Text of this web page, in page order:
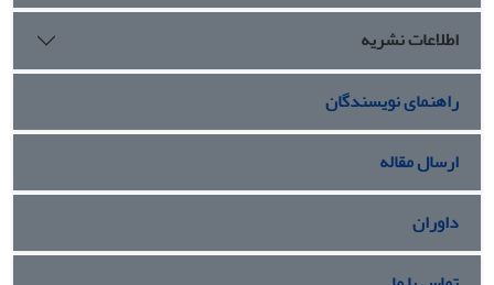
اطلاعات نشریه
راهنمای نویسندگان
ارسال مقاله
داوران